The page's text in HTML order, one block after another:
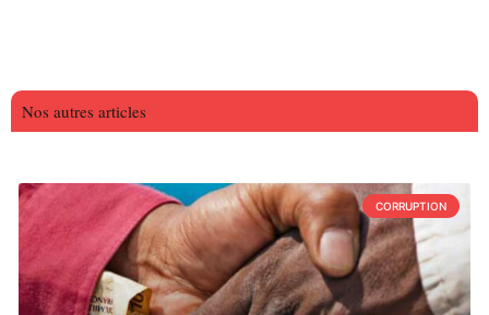
Nos autres articles
CORRUPTION